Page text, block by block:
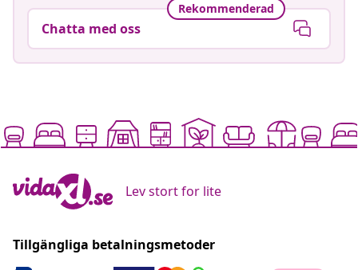
Rekommenderad
Chatta med oss
Lev stort for lite
Tillgängliga betalningsmetoder